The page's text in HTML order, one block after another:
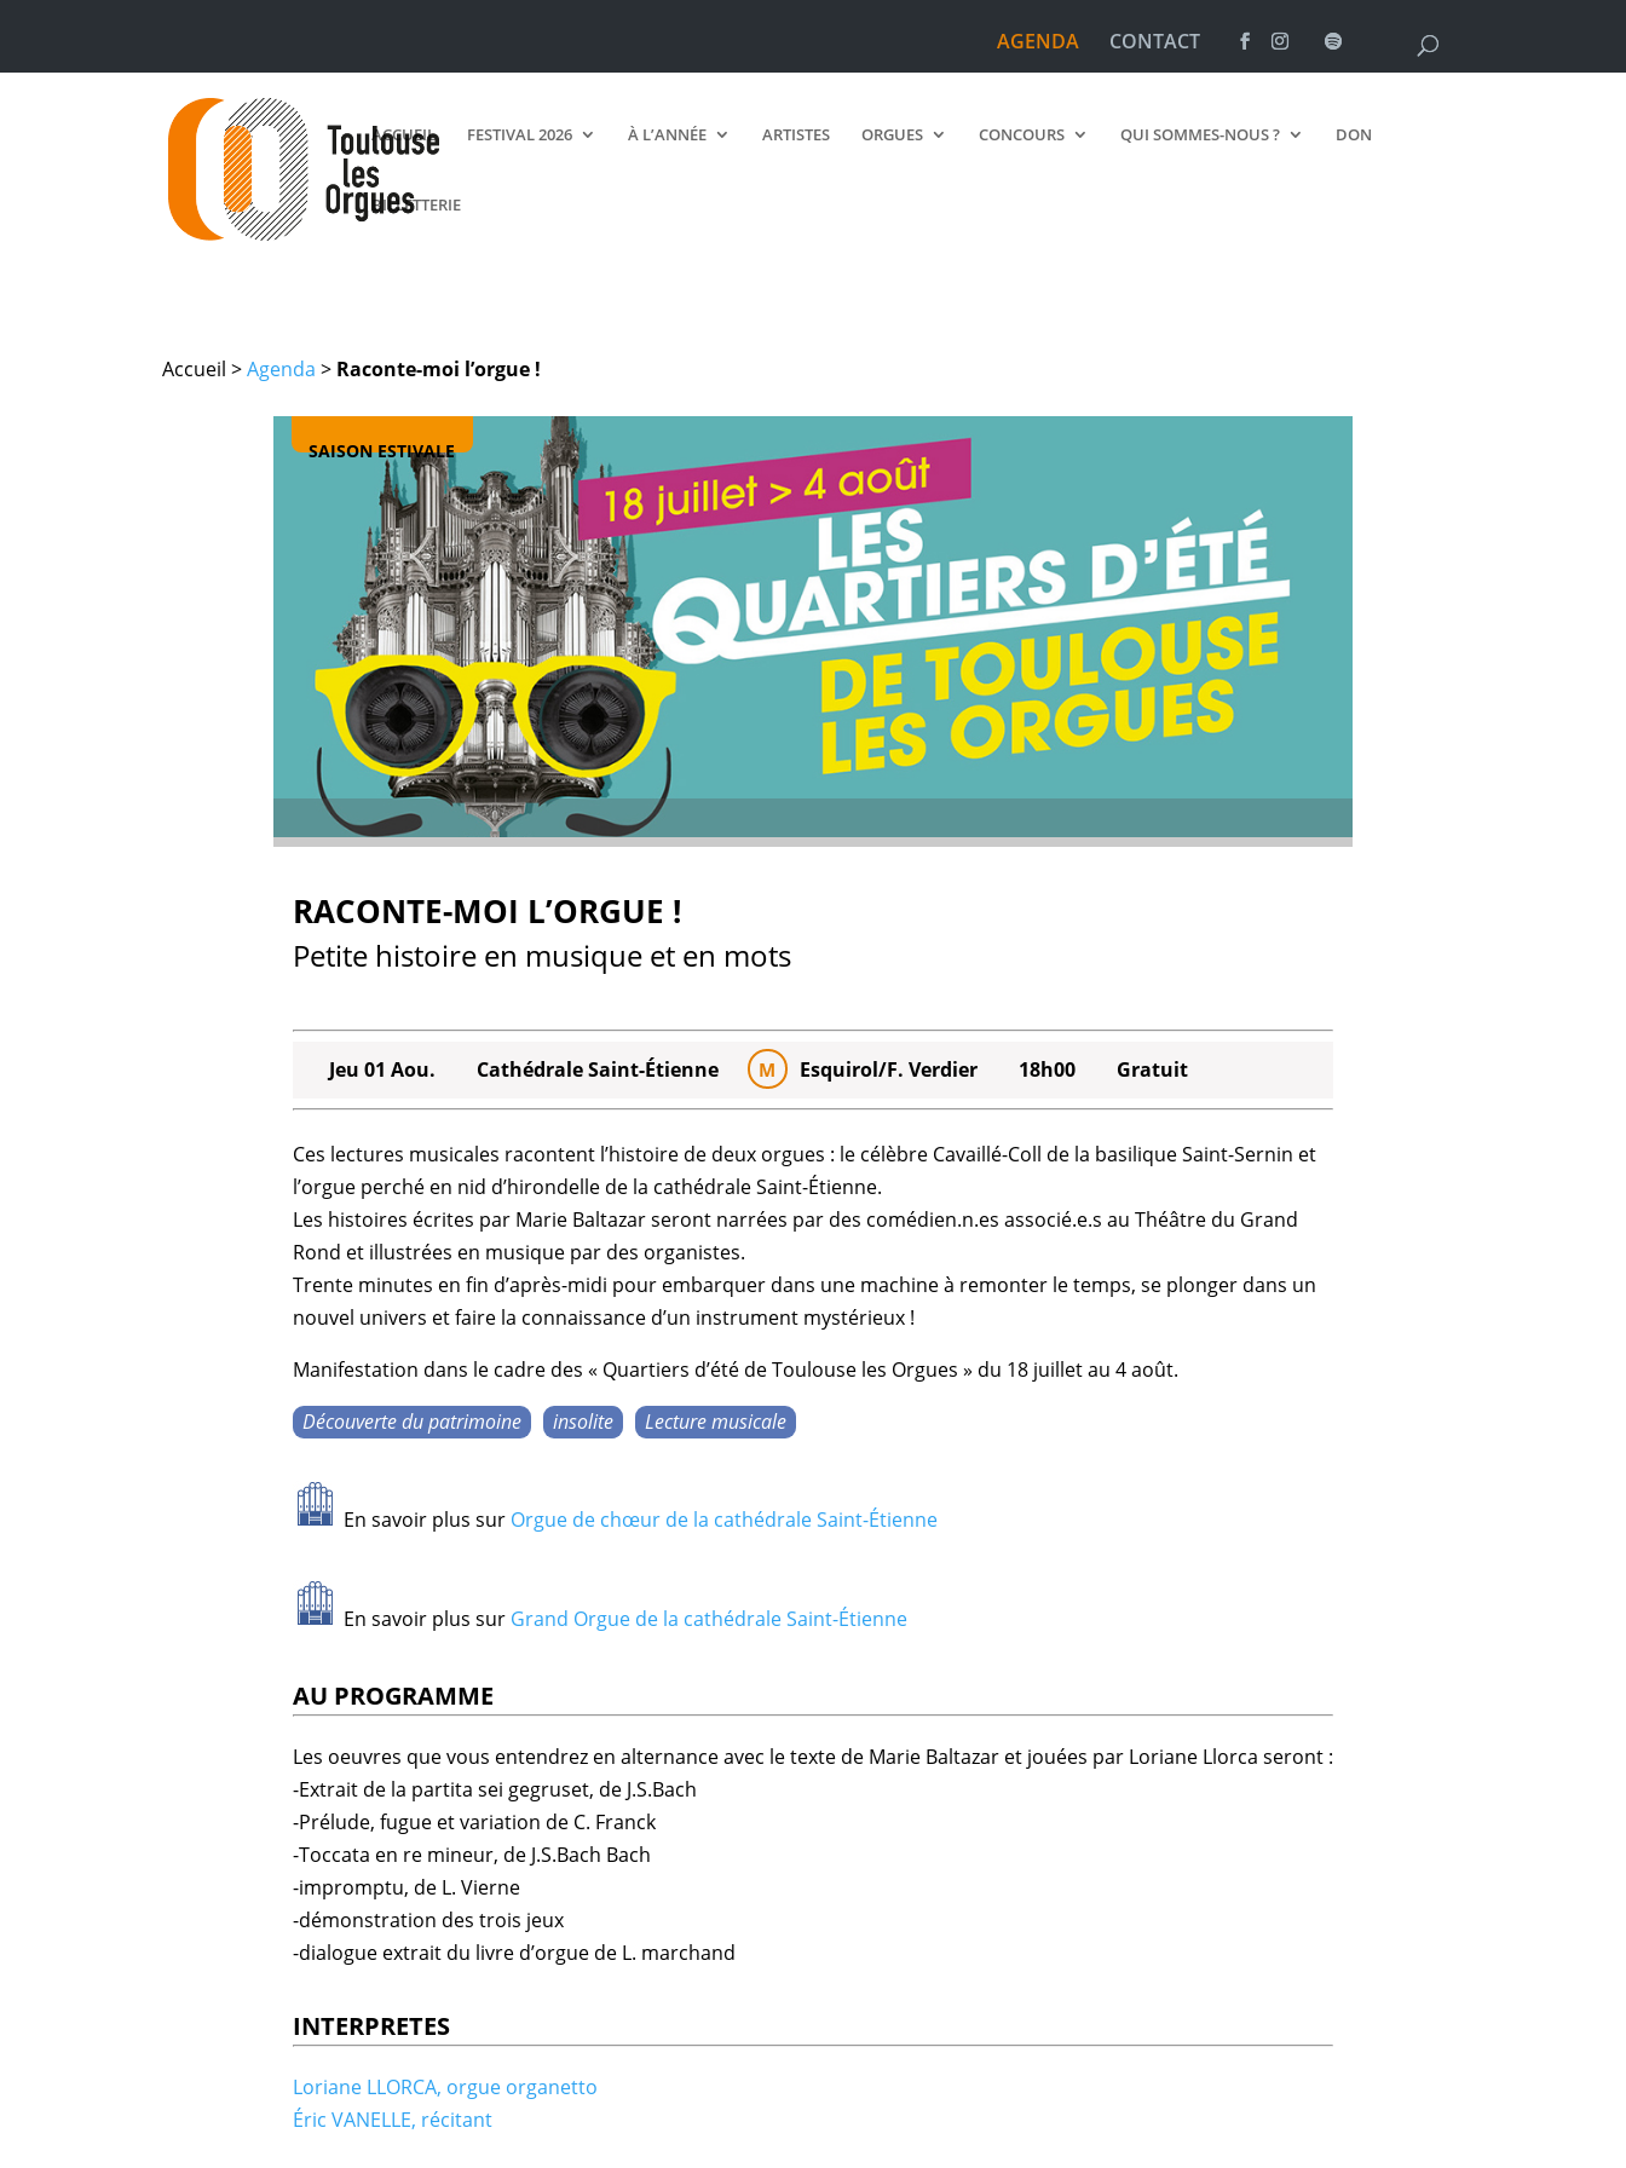
AGENDA CONTACT
ACCUEIL FESTIVAL 2026 À L’ANNÉE ARTISTES ORGUES CONCOURS QUI SOMMES-NOUS ? DON
BILLETTERIE
Accueil >Agenda > Raconte-moi l’orgue !
SAISON ESTIVALE
RACONTE-MOI L’ORGUE !
Petite histoire en musique et en mots
Jeu 01 Aou. Cathédrale Saint-Étienne M Esquirol/F. Verdier 18h00 Gratuit
Ces lectures musicales racontent l’histoire de deux orgues : le célèbre Cavaillé-Coll de la basilique Saint-Sernin et
l’orgue perché en nid d’hirondelle de la cathédrale Saint-Étienne.
Les histoires écrites par Marie Baltazar seront narrées par des comédien.n.es associé.e.s au Théâtre du Grand
Rond et illustrées en musique par des organistes.
Trente minutes en fin d’après-midi pour embarquer dans une machine à remonter le temps, se plonger dans un
nouvel univers et faire la connaissance d’un instrument mystérieux !
Manifestation dans le cadre des « Quartiers d’été de Toulouse les Orgues » du 18 juillet au 4 août.
Découverte du patrimoine
insolite Lecture musicale
En savoir plus sur Orgue de chœur de la cathédrale Saint-Étienne
En savoir plus sur Grand Orgue de la cathédrale Saint-Étienne
AU PROGRAMME
Les oeuvres que vous entendrez en alternance avec le texte de Marie Baltazar et jouées par Loriane Llorca seront :
-Extrait de la partita sei gegruset, de J.S.Bach
-Prélude, fugue et variation de C. Franck
-Toccata en re mineur, de J.S.Bach Bach
-impromptu, de L. Vierne
-démonstration des trois jeux
-dialogue extrait du livre d’orgue de L. marchand
INTERPRETES
Loriane LLORCA, orgue organetto
Éric VANELLE, récitant